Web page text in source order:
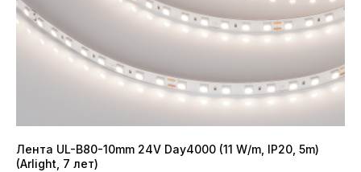
Лента UL-B80-10mm 24V Day4000 (11 W/m, IP20, 5m)
(Arlight, 7 лет)